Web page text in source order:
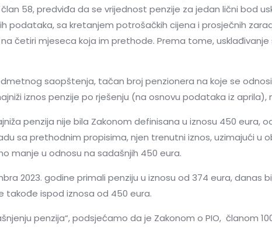
58, predviđa da se vrijednost penzije za jedan lični bod
podataka, sa kretanjem potrošačkih cijena i prosječnih
četiri mjeseca koja im prethode. Prema tome,
saopštenja, tačan broj penzionera na koje se odnosi
iznos penzije po rješenju (na osnovu podataka iz
penzija nije bila Zakonom definisana u iznosu 450 eura,
sa prethodnim propisima, njen trenutni iznos, uzimajući u
manje u odnosu na sadašnjih 450 eura.
2023. godine primali penziju u iznosu od 374 eura, danas
takođe ispod iznosa od 450 eura.
penzija“, podsjećamo da je Zakonom o PIO, članom